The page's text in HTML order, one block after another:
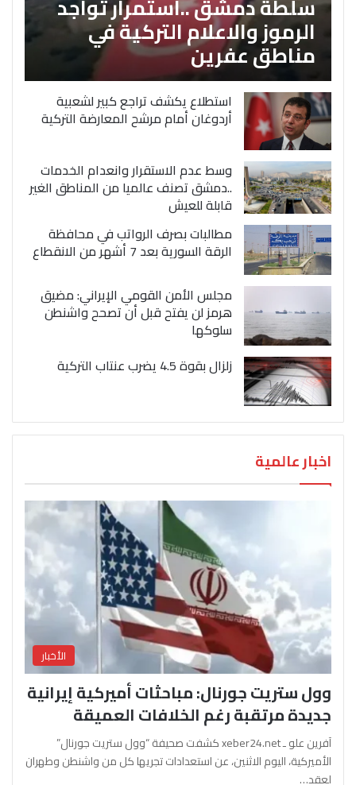
الرموز والاعلام التركية في
مناطق عفرين
استطلاع يكشف تراجع كبير لشعبية
أردوغان أمام مرشح المعارضة التركية
وسط عدم الاستقرار وانعدام الخدمات
..دمشق تصنف عالميا من المناطق الغير
قابلة للعيش
مطالبات بصرف الرواتب في محافظة
الرقة السورية بعد 7 أشهر من الانقطاع
مجلس الأمن القومي الإيراني: مضيق
هرمز لن يفتح قبل أن تصحح واشنطن
سلوكها
زلزال بقوة 4.5 يضرب عنتاب التركية
اخبار عالمية
الأخبار
وول ستريت جورنال: مباحثات أميركية إيرانية
جديدة مرتقبة رغم الخلافات العميقة
آفرين علو ـ xeber24.net كشفت صحيفة “وول ستريت جورنال”
الأميركية، اليوم الاثنين، عن استعدادات تجريها كل من واشنطن وطهران
لعقد…